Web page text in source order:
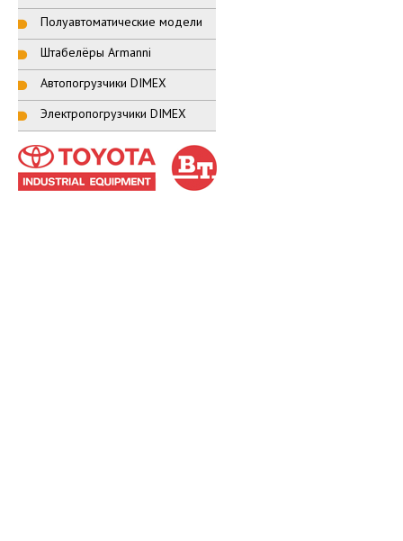
Полуавтоматические модели
Штабелёры Armanni
Автопогрузчики DIMEX
Электропогрузчики DIMEX